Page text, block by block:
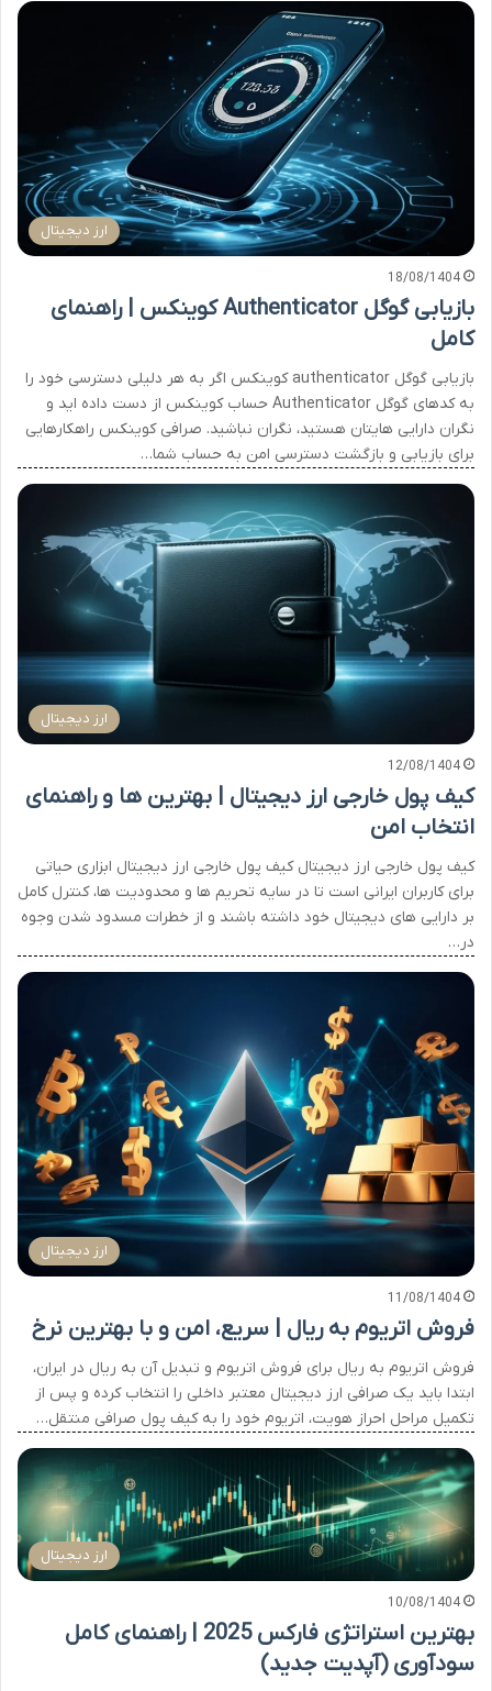
ارز دیجیتال
18/08/1404
بازیابی گوگل Authenticator کوینکس | راهنمای
کامل
بازیابی گوگل authenticator کوینکس اگر به هر دلیلی دسترسی خود را
به کدهای گوگل Authenticator حساب کوینکس از دست داده اید و
نگران دارایی هایتان هستید، نگران نباشید. صرافی کوینکس راهکارهایی
برای بازیابی و بازگشت دسترسی امن به حساب شما…
ارز دیجیتال
12/08/1404
کیف پول خارجی ارز دیجیتال | بهترین ها و راهنمای
انتخاب امن
کیف پول خارجی ارز دیجیتال کیف پول خارجی ارز دیجیتال ابزاری حیاتی
برای کاربران ایرانی است تا در سایه تحریم ها و محدودیت ها، کنترل کامل
بر دارایی های دیجیتال خود داشته باشند و از خطرات مسدود شدن وجوه
در…
ارز دیجیتال
11/08/1404
فروش اتریوم به ریال | سریع، امن و با بهترین نرخ
فروش اتریوم به ریال برای فروش اتریوم و تبدیل آن به ریال در ایران،
ابتدا باید یک صرافی ارز دیجیتال معتبر داخلی را انتخاب کرده و پس از
تکمیل مراحل احراز هویت، اتریوم خود را به کیف پول صرافی منتقل…
ارز دیجیتال
10/08/1404
بهترین استراتژی فارکس 2025 | راهنمای کامل
سودآوری (آپدیت جدید)